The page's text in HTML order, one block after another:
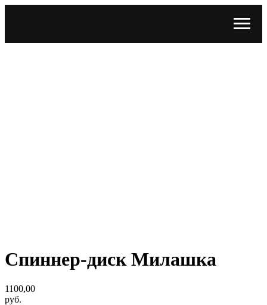
Спиннер-диск Милашка
1100,00
руб.